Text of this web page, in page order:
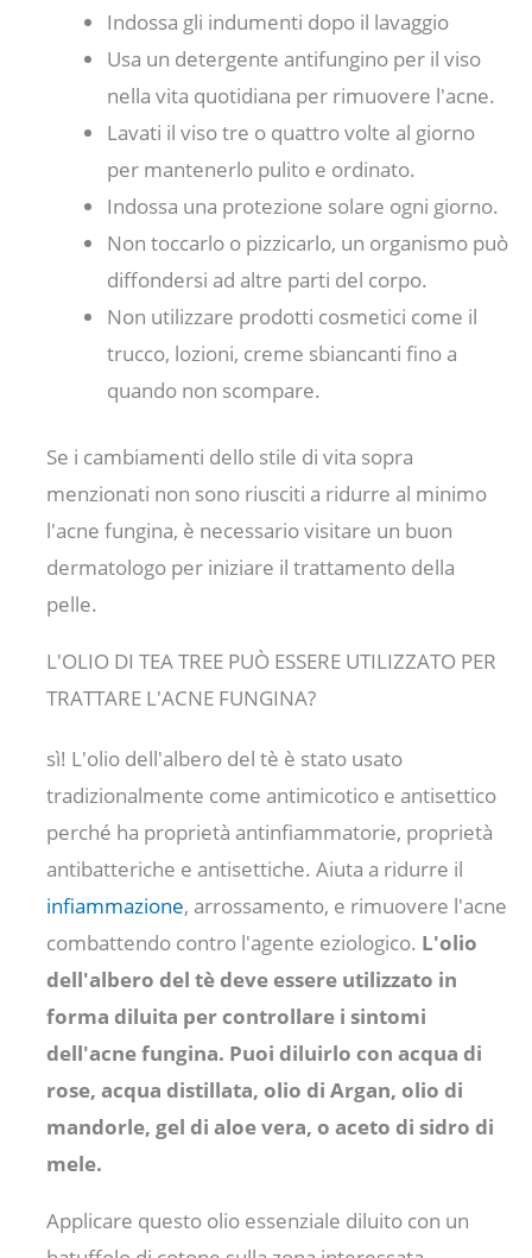
Indossa gli indumenti dopo il lavaggio
Usa un detergente antifungino per il viso
nella vita quotidiana per rimuovere l'acne.
Lavati il ​​viso tre o quattro volte al giorno
per mantenerlo pulito e ordinato.
Indossa una protezione solare ogni giorno.
Non toccarlo o pizzicarlo, un organismo può
diffondersi ad altre parti del corpo.
Non utilizzare prodotti cosmetici come il
trucco, lozioni, creme sbiancanti fino a
quando non scompare.
Se i cambiamenti dello stile di vita sopra
menzionati non sono riusciti a ridurre al minimo
l'acne fungina, è necessario visitare un buon
dermatologo per iniziare il trattamento della
pelle.
L'OLIO DI TEA TREE PUÒ ESSERE UTILIZZATO PER
TRATTARE L'ACNE FUNGINA?
sì! L'olio dell'albero del tè è stato usato
tradizionalmente come antimicotico e antisettico
perché ha proprietà antinfiammatorie, proprietà
antibatteriche e antisettiche. Aiuta a ridurre il
infiammazione, arrossamento, e rimuovere l'acne
combattendo contro l'agente eziologico. L'olio
dell'albero del tè deve essere utilizzato in
forma diluita per controllare i sintomi
dell'acne fungina. Puoi diluirlo con acqua di
rose, acqua distillata, olio di Argan, olio di
mandorle, gel di aloe vera, o aceto di sidro di
mele.
Applicare questo olio essenziale diluito con un